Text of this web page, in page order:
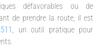
défavorables ou de
de prendre la route, il est
, un outil pratique pour